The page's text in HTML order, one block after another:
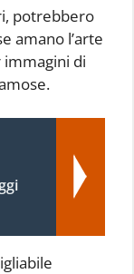
potrebbero
amano l’arte
di